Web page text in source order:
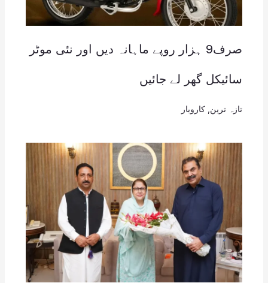
صرف9 ہزار روپے ماہانہ دیں اور نئی موٹر
سائیکل گھر لے جائیں
تازہ ترین کاروبار